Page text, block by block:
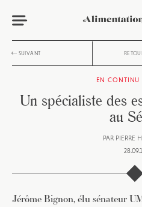
SUIVANT
EN CONTINU
Un spécialiste des
au
PAR PIERRE
Jérôme Bignon, élu sénateur